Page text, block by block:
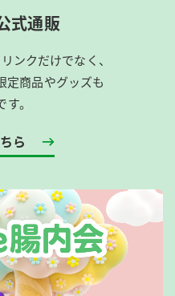
式通販
ンクだけでなく、
定商品やグッズも
。
ら